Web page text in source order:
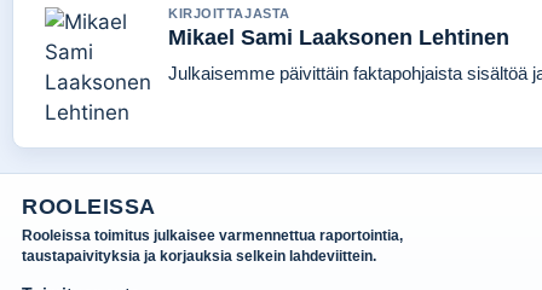
KIRJOITTAJASTA
Mikael Sami Laaksonen Lehtinen
Julkaisemme päivittäin faktapohjaista sisältöä
ROOLEISSA
Rooleissa toimitus julkaisee varmennettua raportointia,
taustapaivityksia ja korjauksia selkein lahdeviittein.